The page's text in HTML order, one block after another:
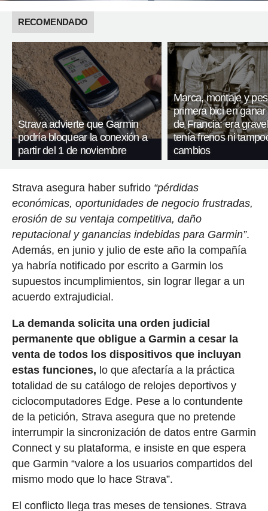
RECOMENDADO
Strava advierte que Garmin
podría bloquear la conexión a
partir del 1 de noviembre
Marca, montaje y
primera bici en ganar
de Francia: era
tenía frenos ni
cambios
Strava asegura haber sufrido “pérdidas
económicas, oportunidades de negocio frustradas,
erosión de su ventaja competitiva, daño
reputacional y ganancias indebidas para Garmin”.
Además, en junio y julio de este año la compañía
ya habría notificado por escrito a Garmin los
supuestos incumplimientos, sin lograr llegar a un
acuerdo extrajudicial.
La demanda solicita una orden judicial
permanente que obligue a Garmin a cesar la
venta de todos los dispositivos que incluyan
estas funciones, lo que afectaría a la práctica
totalidad de su catálogo de relojes deportivos y
ciclocomputadores Edge. Pese a lo contundente
de la petición, Strava asegura que no pretende
interrumpir la sincronización de datos entre Garmin
Connect y su plataforma, e insiste en que espera
que Garmin “valore a los usuarios compartidos del
mismo modo que lo hace Strava”.
El conflicto llega tras meses de tensiones. Strava